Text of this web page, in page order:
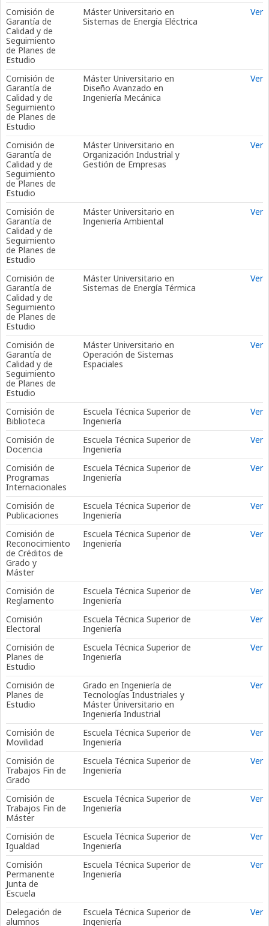
Comisión de
Garantía de
Calidad y de
Seguimiento
de Planes de
Estudio
Máster Universitario en
Sistemas de Energía Eléctrica
Ver
Comisión de
Garantía de
Calidad y de
Seguimiento
de Planes de
Estudio
Máster Universitario en
Diseño Avanzado en
Ingeniería Mecánica
Ver
Comisión de
Garantía de
Calidad y de
Seguimiento
de Planes de
Estudio
Máster Universitario en
Organización Industrial y
Gestión de Empresas
Ver
Comisión de
Garantía de
Calidad y de
Seguimiento
de Planes de
Estudio
Máster Universitario en
Ingeniería Ambiental
Ver
Comisión de
Garantía de
Calidad y de
Seguimiento
de Planes de
Estudio
Máster Universitario en
Sistemas de Energía Térmica
Ver
Comisión de
Garantía de
Calidad y de
Seguimiento
de Planes de
Estudio
Máster Universitario en
Operación de Sistemas
Espaciales
Ver
Comisión de
Biblioteca
Escuela Técnica Superior de
Ingeniería
Ver
Comisión de
Docencia
Escuela Técnica Superior de
Ingeniería
Ver
Comisión de
Programas
Internacionales
Escuela Técnica Superior de
Ingeniería
Ver
Comisión de
Publicaciones
Escuela Técnica Superior de
Ingeniería
Ver
Comisión de
Reconocimiento
de Créditos de
Grado y
Máster
Escuela Técnica Superior de
Ingeniería
Ver
Comisión de
Reglamento
Escuela Técnica Superior de
Ingeniería
Ver
Comisión
Electoral
Escuela Técnica Superior de
Ingeniería
Ver
Comisión de
Planes de
Estudio
Escuela Técnica Superior de
Ingeniería
Ver
Comisión de
Planes de
Estudio
Grado en Ingeniería de
Tecnologías Industriales y
Máster Universitario en
Ingeniería Industrial
Ver
Comisión de
Movilidad
Escuela Técnica Superior de
Ingeniería
Ver
Comisión de
Trabajos Fin de
Grado
Escuela Técnica Superior de
Ingeniería
Ver
Comisión de
Trabajos Fin de
Máster
Escuela Técnica Superior de
Ingeniería
Ver
Comisión de
Igualdad
Escuela Técnica Superior de
Ingeniería
Ver
Comisión
Permanente
Junta de
Escuela
Escuela Técnica Superior de
Ingeniería
Ver
Delegación de
alumnos
Escuela Técnica Superior de
Ingeniería
Ver